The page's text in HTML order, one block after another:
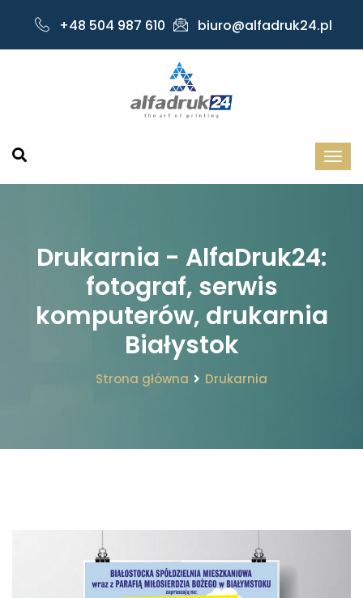
+48 504 987 610 biuro@alfadruk24.pl
Drukarnia - AlfaDruk24:
fotograf, serwis
komputerów, drukarnia
Białystok
Strona główna Drukarnia